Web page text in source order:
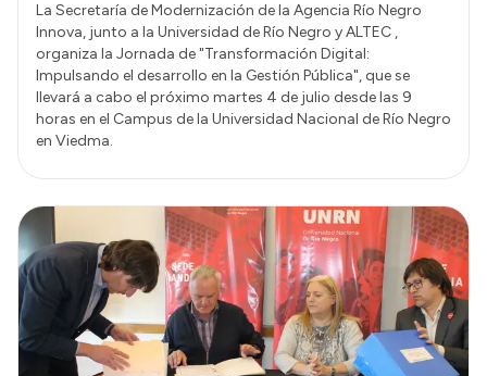
La Secretaría de Modernización de la Agencia Río Negro
Innova, junto a la Universidad de Río Negro y ALTEC ,
organiza la Jornada de "Transformación Digital:
Impulsando el desarrollo en la Gestión Pública", que se
llevará a cabo el próximo martes 4 de julio desde las 9
horas en el Campus de la Universidad Nacional de Río Negro
en Viedma.